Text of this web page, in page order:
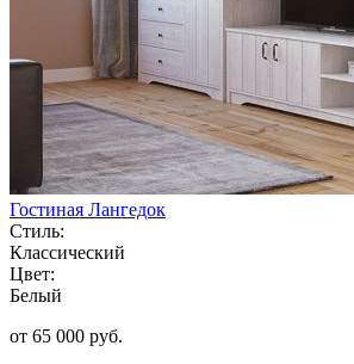
Гостиная Лангедок
Стиль:
Классический
Цвет:
Белый
от 65 000 руб.